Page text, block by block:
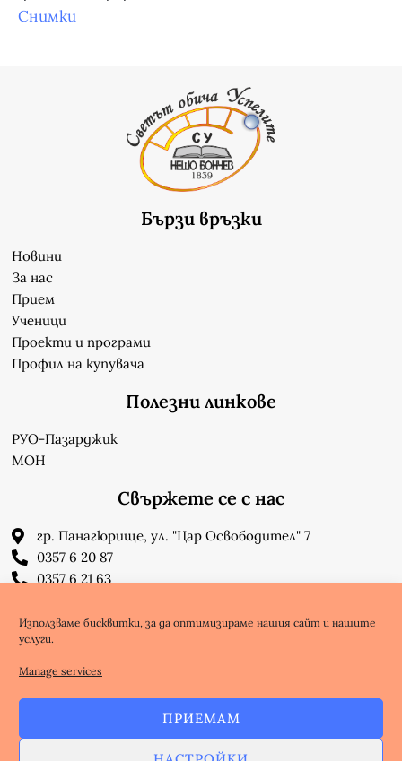
Използваме бисквитки, за да оптимизираме нашия сайт и нашите
услуги.
Manage services
ПРИЕМАМ
Снимки
Бързи връзки
Новини
За нас
Прием
Ученици
Проекти и програми
Профил на купувача
Полезни линкове
РУО-Пазарджик
МОН
Свържете се с нас
гр. Панагюрище, ул. "Цар Освободител" 7
0357 6 20 87
0357 6 21 63
info-1302623@edu.mon.bg
Facebook
Youtube
Copyright @ nbnet.org